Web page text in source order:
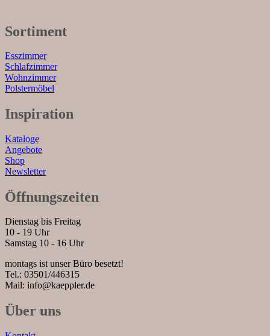
Sortiment
Esszimmer
Schlafzimmer
Wohnzimmer
Polstermöbel
Inspiration
Kataloge
Angebote
Shop
Newsletter
Öffnungszeiten
Dienstag bis Freitag
10 - 19 Uhr
Samstag 10 - 16 Uhr
montags ist unser Büro besetzt!
Tel.: 03501/446315
Mail: info@kaeppler.de
Über uns